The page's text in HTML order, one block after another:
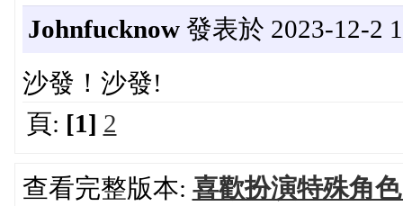
Johnfucknow發表於 2023-12-2
沙發！沙發!
頁: [1] 2
查看完整版本: 喜歡扮演特殊角